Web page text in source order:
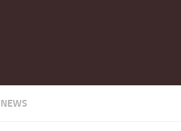
NEWS